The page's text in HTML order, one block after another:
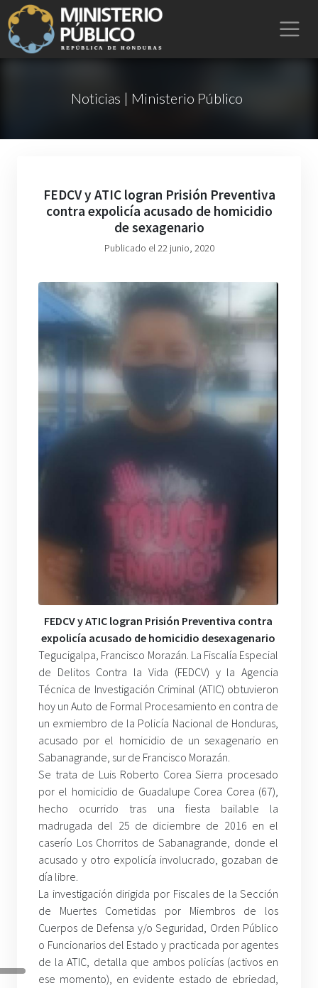
Noticias | Ministerio Público
FEDCV y ATIC logran Prisión Preventiva
contra expolicía acusado de homicidio
de sexagenario
Publicado el 22 junio, 2020
FEDCV y ATIC logran Prisión Preventiva contra
expolicía acusado de homicidio desexagenario
Tegucigalpa, Francisco Morazán. La Fiscalía Especial
de Delitos Contra la Vida (FEDCV) y la Agencia
Técnica de Investigación Criminal (ATIC) obtuvieron
hoy un Auto de Formal Procesamiento en contra de
un exmiembro de la Policía Nacional de Honduras,
acusado por el homicidio de un sexagenario en
Sabanagrande, sur de Francisco Morazán.
Se trata de Luis Roberto Corea Sierra procesado
por el homicidio de Guadalupe Corea Corea (67),
hecho ocurrido tras una fiesta bailable la
madrugada del 25 de diciembre de 2016 en el
caserío Los Chorritos de Sabanagrande, donde el
acusado y otro expolicía involucrado, gozaban de
día libre.
La investigación dirigida por Fiscales de la Sección
de Muertes Cometidas por Miembros de los
Cuerpos de Defensa y/o Seguridad, Orden Público
o Funcionarios del Estado y practicada por agentes
de la ATIC, detalla que ambos policías (activos en
ese momento), en evidente estado de ebriedad,